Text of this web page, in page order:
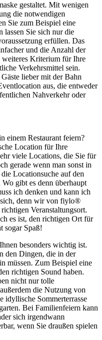
gestaltet. Mit wenigen
die notwendigen
Sie zum Beispiel eine
lassen Sie sich nur die
erfüllen. Das
und die Anzahl der
Kriterium für Ihre
Verkehrsmittel sein.
lieber mit der Bahn
aus, die entweder
Nahverkehr oder
einem Restaurant feiern?
Location für Ihre
viele Locations, die Sie für
gerade wenn man sonst in
Locationsuche auf den
gibt es denn überhaupt
ich denken und kann ich
sich, denn wir von fiylo®
Veranstaltungsort.
es ist, den richtigen Ort für
sogar Spaß!
besonders wichtig ist.
den Dingen, die in der
müssen. Zum Beispiel eine
richtigen Sound haben.
nicht nur tolle
die Nutzung von
idyllische Sommerterrasse
Bei Familienfeiern kann
sich irgendwann
wenn Sie draußen spielen